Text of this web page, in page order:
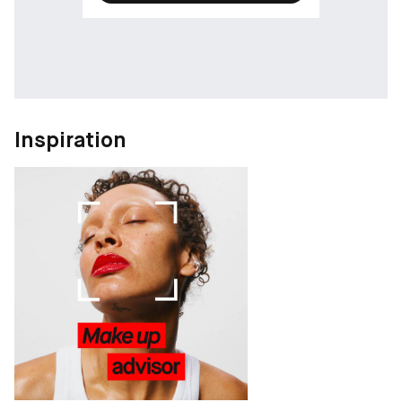
• Lätt att applicera, appliceras jämnt och glider smidigt på
• Ej klibbig konsistens
*Kliniskt betygstest **Instrumentellt test
Saftiga läppar olåsta - Klä dina läppar i glansig glans och
återfuktning och upplev den fylliga känslan av YSL LOVESHINE
Plumping Lip Oil Gloss. Serien har byggbara sirapsliknande
färger i den mest intensiva nivån av glans från hela YSL
LOVESHINE-familjen.
Inspiration